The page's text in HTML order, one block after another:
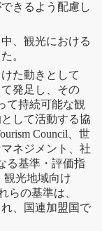
きるよう配慮し
、観光における
。
た動きとして
発足し、その
て持続可能な観
して活動する協
Council、世
ネジメント、社
る基準・評価指
観光地域向け
らの基準は、
、国連加盟国で